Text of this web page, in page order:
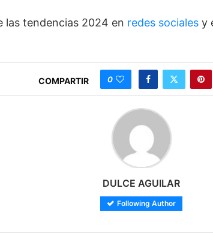
las tendencias 2024 en redes sociales y
COMPARTIR 0
DULCE AGUILAR
Following Author